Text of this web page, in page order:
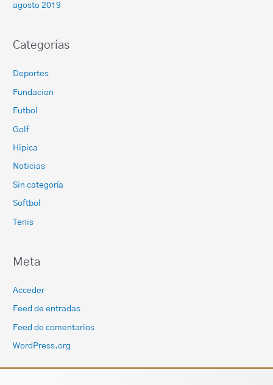
agosto 2019
Categorías
Deportes
Fundacion
Futbol
Golf
Hipica
Noticias
Sin categoría
Softbol
Tenis
Meta
Acceder
Feed de entradas
Feed de comentarios
WordPress.org